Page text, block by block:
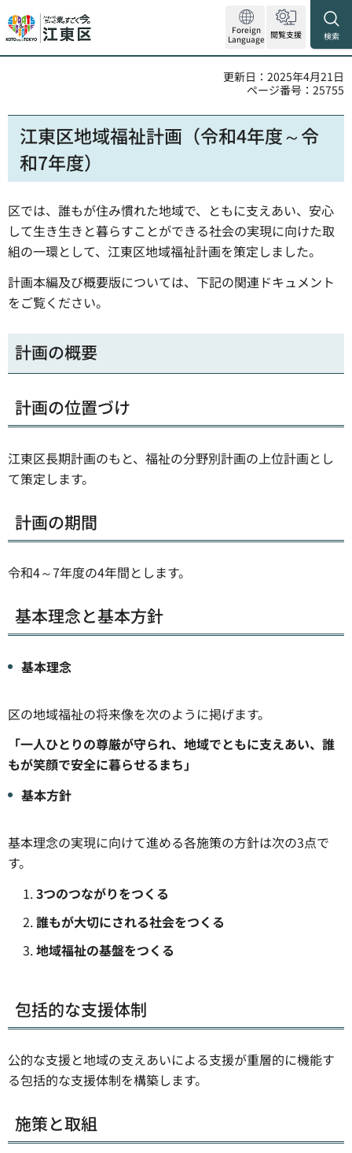
Foreign
Language 閲覧支援 検索
更新日：2025年4月21日
ページ番号：25755
江東区地域福祉計画（令和4年度～令
和7年度）
区では、誰もが住み慣れた地域で、ともに支えあい、安心
して生き生きと暮らすことができる社会の実現に向けた取
組の一環として、江東区地域福祉計画を策定しました。
計画本編及び概要版については、下記の関連ドキュメント
をご覧ください。
計画の概要
計画の位置づけ
江東区長期計画のもと、福祉の分野別計画の上位計画とし
て策定します。
計画の期間
令和4～7年度の4年間とします。
基本理念と基本方針
基本理念
区の地域福祉の将来像を次のように掲げます。
「一人ひとりの尊厳が守られ、地域でともに支えあい、誰
もが笑顔で安全に暮らせるまち」
基本方針
基本理念の実現に向けて進める各施策の方針は次の3点で
す。
3つのつながりをつくる
誰もが大切にされる社会をつくる
地域福祉の基盤をつくる
包括的な支援体制
公的な支援と地域の支えあいによる支援が重層的に機能す
る包括的な支援体制を構築します。
施策と取組